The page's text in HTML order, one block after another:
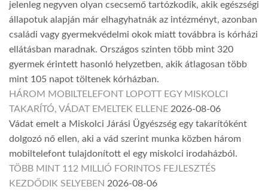
jelenleg negyven olyan csecsemő tartózkodik, akik egészségi
állapotuk alapján már elhagyhatnák az intézményt, azonban
családi vagy gyermekvédelmi okok miatt továbbra is kórházi
ellátásban maradnak. Országos szinten több mint 320
gyermek érintett hasonló helyzetben, akik átlagosan több
mint 105 napot töltenek kórházban.
HÁROM MOBILTELEFONT LOPOTT EGY MISKOLCI
TAKARÍTÓ, VÁDAT EMELTEK ELLENE 2026-08-06
Vádat emelt a Miskolci Járási Ügyészség egy takarítóként
dolgozó nő ellen, aki a vád szerint munka közben három
mobiltelefont tulajdonított el egy miskolci irodaházból.
TÖBB MINT 112 MILLIÓ FORINTOS FEJLESZTÉS
KEZDŐDIK SELYEBEN 2026-08-06